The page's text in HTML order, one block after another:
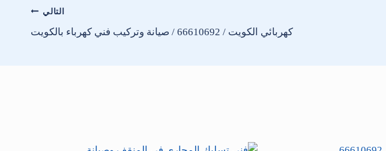
التالي
كهربائي الكويت / 66610692 / صيانة وتركيب فني كهرباء بالكويت